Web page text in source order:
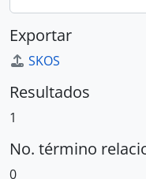
Exportar
SKOS
Resultados
1
No. término
0